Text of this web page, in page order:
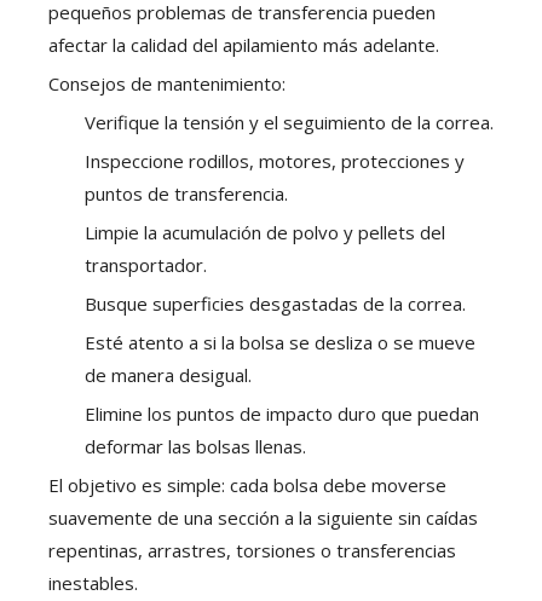
pequeños problemas de transferencia pueden
afectar la calidad del apilamiento más adelante.
Consejos de mantenimiento:
Verifique la tensión y el seguimiento de la correa.
Inspeccione rodillos, motores, protecciones y
puntos de transferencia.
Limpie la acumulación de polvo y pellets del
transportador.
Busque superficies desgastadas de la correa.
Esté atento a si la bolsa se desliza o se mueve
de manera desigual.
Elimine los puntos de impacto duro que puedan
deformar las bolsas llenas.
El objetivo es simple: cada bolsa debe moverse
suavemente de una sección a la siguiente sin caídas
repentinas, arrastres, torsiones o transferencias
inestables.